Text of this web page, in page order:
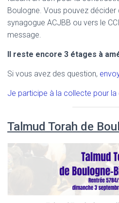
Boulogne. Vous pouvez
synagogue ACJBB ou vers le
message.
Il reste encore 3 étages à
Si vous avez des question,
Je participe à la collecte pour
Talmud Torah de